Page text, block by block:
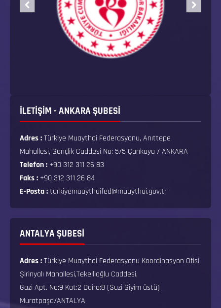
İLETİŞİM - ANKARA ŞUBESİ
Adres :Türkiye Muaythai Federasyonu, Anıttepe
Mahallesi, Gençlik Caddesi No: 5/5 Çankaya / ANKARA
Telefon : +90 312 311 26 83
Faks : +90 312 311 26 84
E-Posta :turkiyemuaythaifed@muaythai.gov.tr
ANTALYA ŞUBESİ
Adres :Türkiye Muaythai Federasyonu Koordinasyon Ofisi
Şirinyalı Mahallesi,Tekellioğlu Caddesi,
Gazi Apt. No:9 Kat:2 Daire:8 (Suzi Giyim üstü)
Muratpaşa/ANTALYA